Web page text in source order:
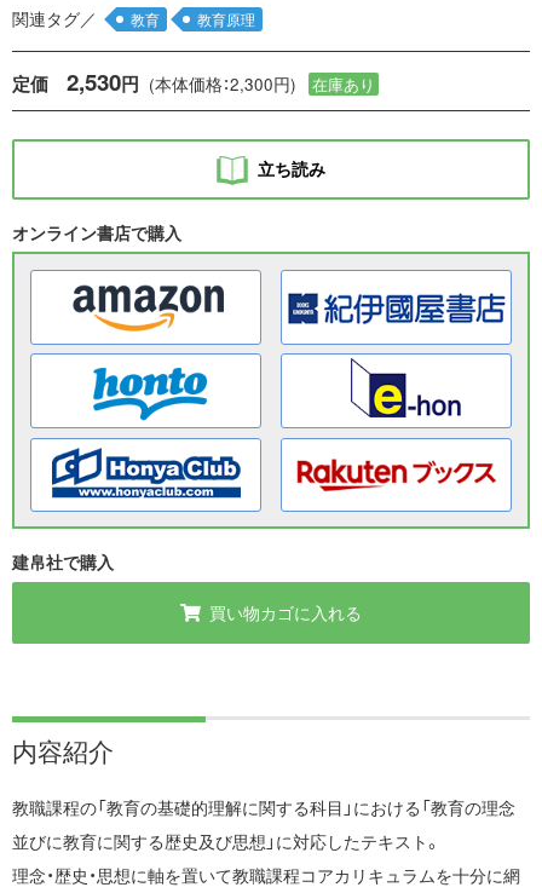
関連タグ
教育 教育原理
定価 2,530円 (本体価格：2,300円) 在庫あり
立ち読み
オンライン書店で購入
建帛社で購入
買い物カゴに入れる
内容紹介
教職課程の「教育の基礎的理解に関する科目」における「教育の理念
並びに教育に関する歴史及び思想」に対応したテキスト。
理念・歴史・思想に軸を置いて教職課程コアカリキュラムを十分に網